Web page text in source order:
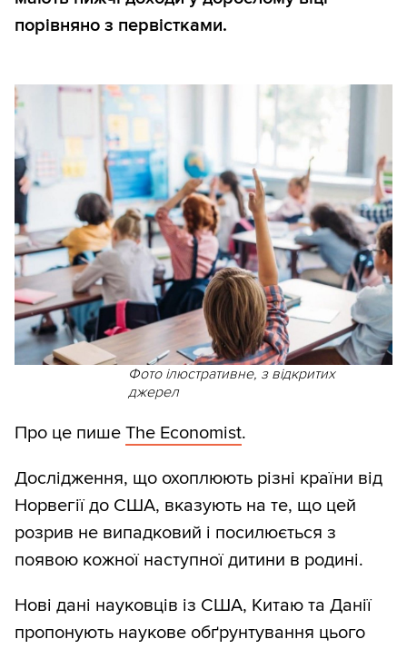
порівняно з первістками.
Фото ілюстративне, з відкритих
джерел
Про це пише The Economist.
Дослідження, що охоплюють різні країни від
Норвегії до США, вказують на те, що цей
розрив не випадковий і посилюється з
появою кожної наступної дитини в родині.
Нові дані науковців із США, Китаю та Данії
пропонують наукове обґрунтування цього